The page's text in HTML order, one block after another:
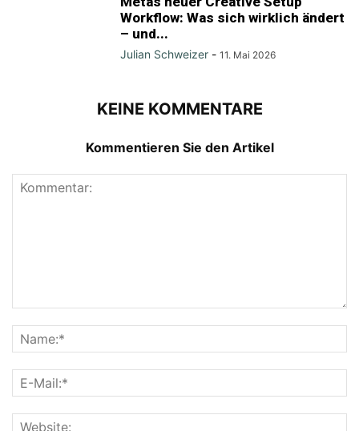
Workflow: Was sich wirklich ändert
– und...
Julian Schweizer - 11. Mai 2026
KEINE KOMMENTARE
Kommentieren Sie den Artikel